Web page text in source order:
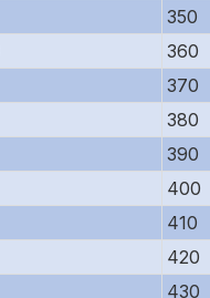
350
360
370
380
390
400
410
420
430